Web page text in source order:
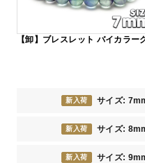
【卸】ブレスレット バイカラ
新入荷 サイズ:
新入荷 サイズ:
新入荷 サイズ: